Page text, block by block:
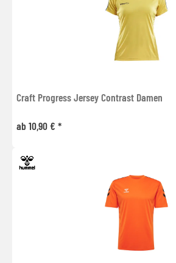
Craft Progress Jersey Contrast Damen
ab 10,90 € *